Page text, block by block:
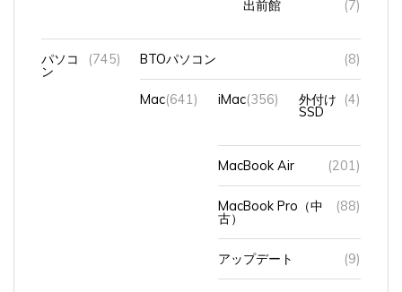
パソコ
ン
(745) BTOパソコン (8)
Mac(641) iMac(356) 外付け
SSD
(4)
MacBook Air (201)
MacBook Pro（中
古）
(88)
アップデート (9)
キーボード (4)